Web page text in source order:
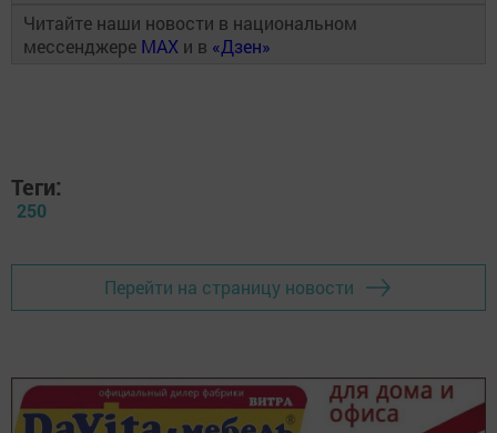
Читайте наши новости в национальном
мессенджере MAX и в «Дзен»
Теги:
250
Перейти на страницу новости